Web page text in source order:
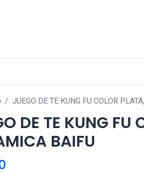
JUEGO DE TE KUNG FU COLOR
DE TE KUNG FU
BAIFU